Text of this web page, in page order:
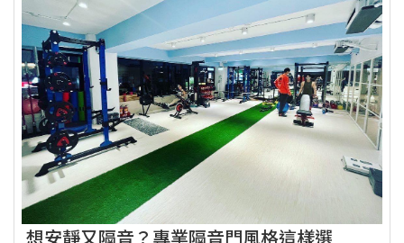
想安靜又隔音？專業隔音門風格這樣選